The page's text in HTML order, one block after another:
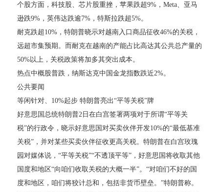
个股方面，科技股、芯片股重挫，苹果跌超9%，Meta、亚马
逊跌9%，英伟达跌逾7%，特斯拉跌超5%。
耐克跌超10%，特朗普晓示对越南入口商品征收46%的关税，
远超市集预期。而耐克在越南的产能占比高达其公共总产量的
50%以上，关税政策将加多其突出成本。
热点中概股普跌，纳斯达克中国金龙指数跌近2%。
公共要闻
等闲针对、10%起步 特朗普亮出“平等关税”牌
好意思国总统特朗普2日在白宫签署两项对于所谓“平等关
税”的行政令，晓示好意思国对买卖伙伴开发10%的“最低基准
关税”，并对某些买卖伙伴征收更高关税。特朗普在白宫玫瑰
园对媒体说，“平等关税”“不透顶平等”，好意思国将收取其他
国度和地区“向咱们收取关税的大概一半”。“对咱们不好的国
度和地区，咱们将狡计总和，包括非货币壁垒。”特朗普称。